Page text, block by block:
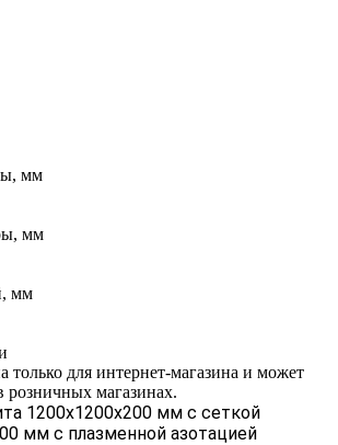
мм
мм
мм
только для интернет-магазина и может
розничных магазинах.
1200х1200х200 мм с сеткой
мм с плазменной азотацией